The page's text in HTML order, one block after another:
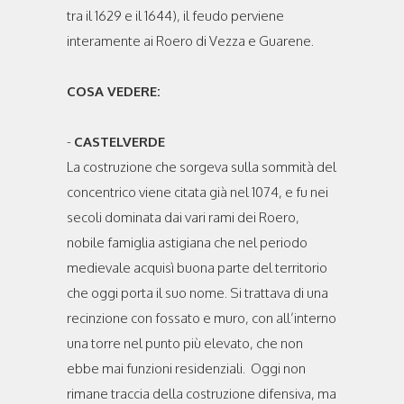
tra il 1629 e il 1644), il feudo perviene
interamente ai Roero di Vezza e Guarene.
COSA VEDERE:
- CASTELVERDE
La costruzione che sorgeva sulla sommità del
concentrico viene citata già nel 1074, e fu nei
secoli dominata dai vari rami dei Roero,
nobile famiglia astigiana che nel periodo
medievale acquisì buona parte del territorio
che oggi porta il suo nome. Si trattava di una
recinzione con fossato e muro, con all’interno
una torre nel punto più elevato, che non
ebbe mai funzioni residenziali. Oggi non
rimane traccia della costruzione difensiva, ma